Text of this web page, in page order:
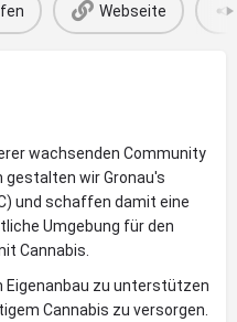
Webseite
wachsenden Community
gestalten wir Gronau's
und schaffen damit eine
Umgebung für den
Cannabis.
Eigenanbau zu unterstützen
Cannabis zu versorgen.